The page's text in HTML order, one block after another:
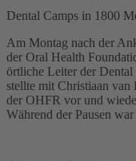
Dental Camps in 1800
Am Montag nach der
der Oral Health
örtliche Leiter der
stellte mit Christiaan
der OHFR vor und
Während der Pausen